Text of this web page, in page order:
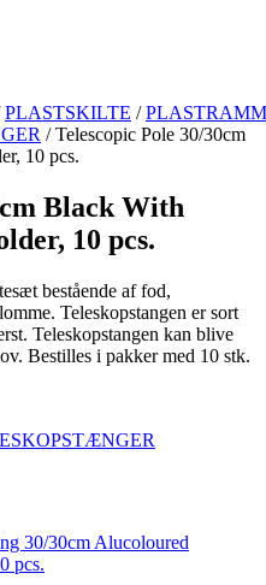
PLASTSKILTE /
/ Telescopic Pole 30/30cm
10 pcs.
Black With
10 pcs.
bestående af fod,
Teleskopstangen er sort
Teleskopstangen kan blive
Bestilles i pakker med 10 stk.